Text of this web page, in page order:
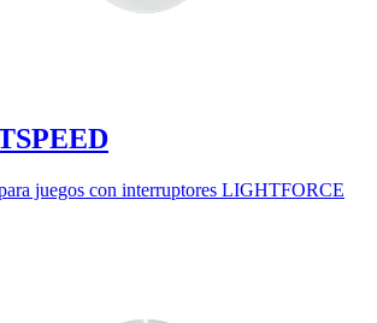
juegos con interruptores LIGHTFORCE